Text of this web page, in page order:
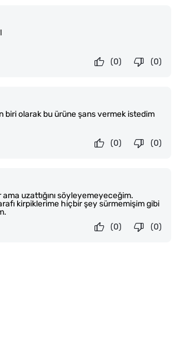
(0)
(0)
olarak bu ürüne şans vermek istedim
(0)
(0)
ama uzattığını söyleyemeyeceğim.
kirpiklerime hiçbir şey sürmemişim gibi
(0)
(0)